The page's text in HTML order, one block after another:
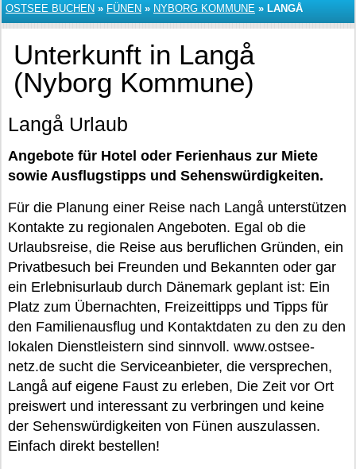
OSTSEE BUCHEN » FÜNEN » NYBORG KOMMUNE » LANGÅ
Unterkunft in Langå
(Nyborg Kommune)
Langå Urlaub
Angebote für Hotel oder Ferienhaus zur Miete
sowie Ausflugstipps und Sehenswürdigkeiten.
Für die Planung einer Reise nach Langå unterstützen
Kontakte zu regionalen Angeboten. Egal ob die
Urlaubsreise, die Reise aus beruflichen Gründen, ein
Privatbesuch bei Freunden und Bekannten oder gar
ein Erlebnisurlaub durch Dänemark geplant ist: Ein
Platz zum Übernachten, Freizeittipps und Tipps für
den Familienausflug und Kontaktdaten zu den zu den
lokalen Dienstleistern sind sinnvoll. www.ostsee-
netz.de sucht die Serviceanbieter, die versprechen,
Langå auf eigene Faust zu erleben, Die Zeit vor Ort
preiswert und interessant zu verbringen und keine
der Sehenswürdigkeiten von Fünen auszulassen.
Einfach direkt bestellen!